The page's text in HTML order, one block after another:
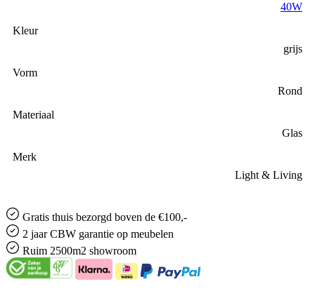
40W
Kleur
grijs
Vorm
Rond
Materiaal
Glas
Merk
Light & Living
Gratis thuis bezorgd boven de €100,-
2 jaar CBW garantie op meubelen
Ruim 2500m2 showroom